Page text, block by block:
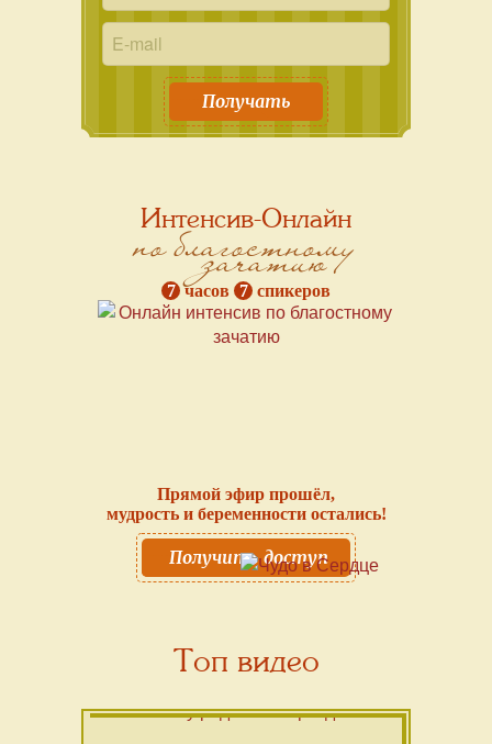
Получать
Интенсив-Онлайн
по благостному
зачатию
7 часов 7 спикеров
Прямой эфир прошёл,
мудрость и беременности остались!
Получить доступ
Топ видео